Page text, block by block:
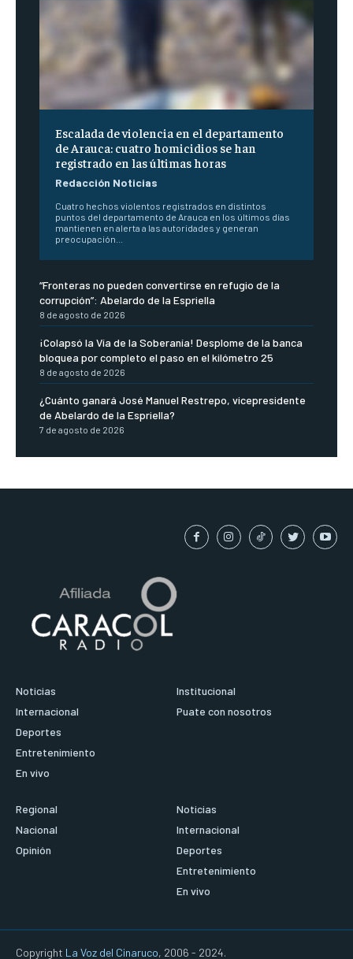
Escalada de violencia en el departamento
de Arauca: cuatro homicidios se han
registrado en las últimas horas
Redacción Noticias
Cuatro hechos violentos registrados en distintos
puntos del departamento de Arauca en los últimos días
mantienen en alerta a las autoridades y generan
preocupación...
“Fronteras no pueden convertirse en refugio de la
corrupción”: Abelardo de la Espriella
8 de agosto de 2026
¡Colapsó la Vía de la Soberanía! Desplome de la banca
bloquea por completo el paso en el kilómetro 25
8 de agosto de 2026
¿Cuánto ganará José Manuel Restrepo, vicepresidente
de Abelardo de la Espriella?
7 de agosto de 2026
Noticias
Internacional
Deportes
Entretenimiento
En vivo
Institucional
Puate con nosotros
Regional
Nacional
Opinión
Noticias
Internacional
Deportes
Entretenimiento
En vivo
Copyright La Voz del Cinaruco, 2006 - 2024.